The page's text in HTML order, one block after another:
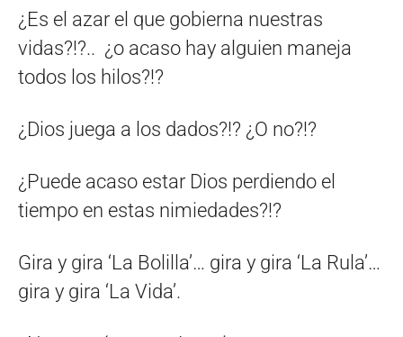
¿Es el azar el que gobierna nuestras
vidas?!?.. ¿o acaso hay alguien maneja
todos los hilos?!?
¿Dios juega a los dados?!? ¿O no?!?
¿Puede acaso estar Dios perdiendo el
tiempo en estas nimiedades?!?
Gira y gira ‘La Bolilla’… gira y gira ‘La Rula’…
gira y gira ‘La Vida’.